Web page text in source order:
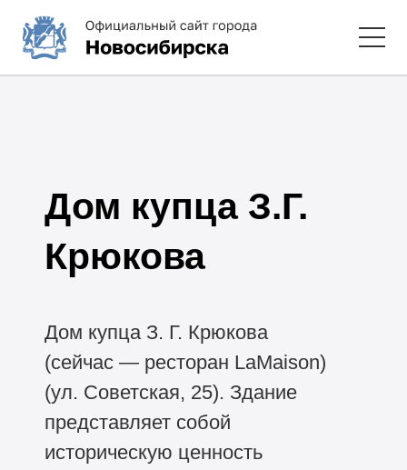
Дом купца З.Г.
Крюкова
Дом купца З. Г. Крюкова
(сейчас — ресторан LaMaison)
(ул. Советская, 25). Здание
представляет собой
историческую ценность